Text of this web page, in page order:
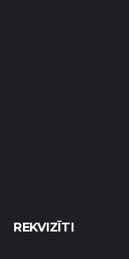
REKVIZĪTI